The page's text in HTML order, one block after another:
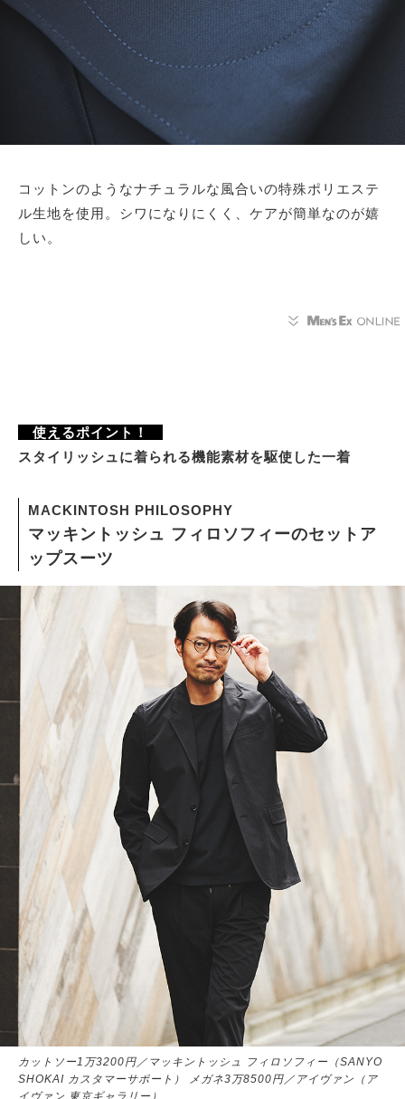
コットンのようなナチュラルな風合いの特殊ポリエステ
ル生地を使用。シワになりにくく、ケアが簡単なのが嬉
しい。
使えるポイント！
スタイリッシュに着られる機能素材を駆使した一着
MACKINTOSH PHILOSOPHY
マッキントッシュ フィロソフィーのセットア
ップスーツ
カットソー1万3200円／マッキントッシュ フィロソフィー（SANYO
SHOKAI カスタマーサポート） メガネ3万8500円／アイヴァン（ア
イヴァン 東京ギャラリー）